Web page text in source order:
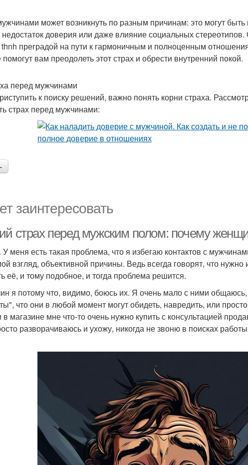
может возникнуть по разным причинам: это могут
доверия или даже влияние социальных
thnh преградой на пути к гармоничным и полноценным
вам преодолеть этот страх и обрести внутренний покой.
перед мужчинами
к поиску решений, важно понять корни страха.
страх перед мужчинами:
заинтересовать
страх перед мужским полом: почему
У меня есть такая проблема, что я избегаю контактов с
взгляд, объективной причины. Ведь всегда говорят, что нужно
её, и тому подобное, и тогда проблема решится.
я потому что, видимо, боюсь их. Я очень мало с ними
что они в любой момент могут обидеть, навредить, или
в магазине мне что-то очень нужно купить с консультацией
разворачиваюсь и ухожу, никогда не звоню в поисках